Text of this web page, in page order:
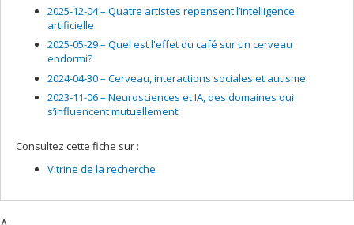
2025-12-04 – Quatre artistes repensent l’intelligence
artificielle
2025-05-29 – Quel est l'effet du café sur un cerveau
endormi?
2024-04-30 – Cerveau, interactions sociales et autisme
2023-11-06 – Neurosciences et IA, des domaines qui
s’influencent mutuellement
Consultez cette fiche sur :
Vitrine de la recherche